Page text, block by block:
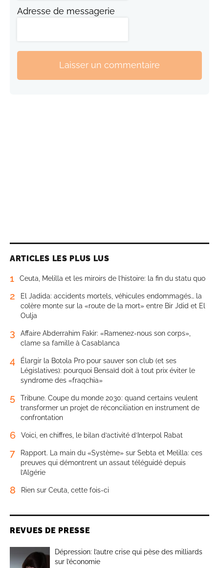
Adresse de messagerie
Laisser un commentaire
ARTICLES LES PLUS LUS
1 Ceuta, Melilla et les miroirs de l’histoire: la fin du statu quo
2
El Jadida: accidents mortels, véhicules endommagés… la
colère monte sur la «route de la mort» entre Bir Jdid et El
Oulja
3
Affaire Abderrahim Fakir: «Ramenez-nous son corps»,
clame sa famille à Casablanca
4
Élargir la Botola Pro pour sauver son club (et ses
Législatives): pourquoi Bensaïd doit à tout prix éviter le
syndrome des «fraqchia»
5
Tribune. Coupe du monde 2030: quand certains veulent
transformer un projet de réconciliation en instrument de
confrontation
6 Voici, en chiffres, le bilan d’activité d’Interpol Rabat
7
Rapport. La main du «Système» sur Sebta et Melilla: ces
preuves qui démontrent un assaut téléguidé depuis
l’Algérie
8 Rien sur Ceuta, cette fois-ci
REVUES DE PRESSE
Dépression: l’autre crise qui pèse des milliards
sur l’économie